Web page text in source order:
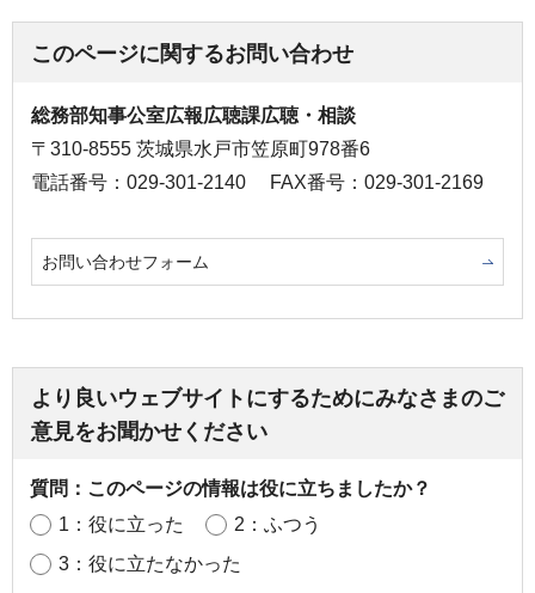
このページに関するお問い合わせ
総務部知事公室広報広聴課広聴・相談
〒310-8555 茨城県水戸市笠原町978番6
電話番号：029-301-2140
FAX番号：029-301-2169
お問い合わせフォーム
より良いウェブサイトにするためにみなさまのご
意見をお聞かせください
質問：このページの情報は役に立ちましたか？
1：役に立った
2：ふつう
3：役に立たなかった